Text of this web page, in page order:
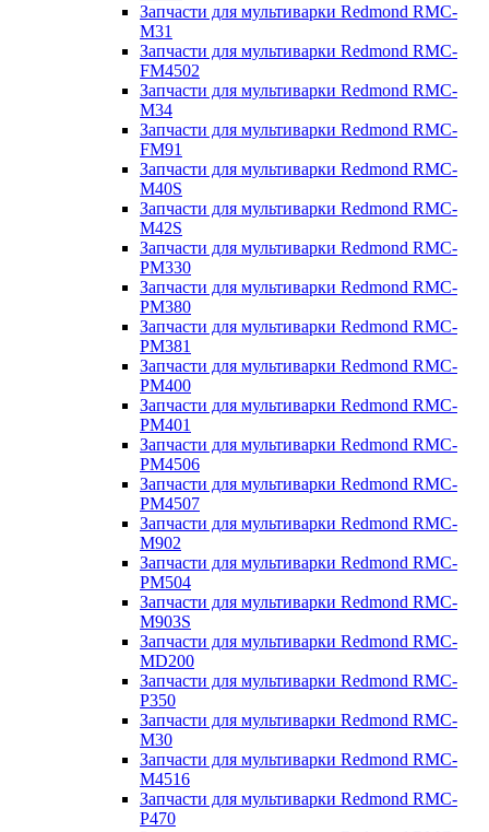
Запчасти для мультиварки Redmond RMC-
M31
Запчасти для мультиварки Redmond RMC-
FM4502
Запчасти для мультиварки Redmond RMC-
M34
Запчасти для мультиварки Redmond RMC-
FM91
Запчасти для мультиварки Redmond RMC-
M40S
Запчасти для мультиварки Redmond RMC-
M42S
Запчасти для мультиварки Redmond RMC-
PM330
Запчасти для мультиварки Redmond RMC-
PM380
Запчасти для мультиварки Redmond RMC-
PM381
Запчасти для мультиварки Redmond RMC-
PM400
Запчасти для мультиварки Redmond RMC-
PM401
Запчасти для мультиварки Redmond RMC-
PM4506
Запчасти для мультиварки Redmond RMC-
PM4507
Запчасти для мультиварки Redmond RMC-
M902
Запчасти для мультиварки Redmond RMC-
PM504
Запчасти для мультиварки Redmond RMC-
M903S
Запчасти для мультиварки Redmond RMC-
MD200
Запчасти для мультиварки Redmond RMC-
P350
Запчасти для мультиварки Redmond RMC-
M30
Запчасти для мультиварки Redmond RMC-
M4516
Запчасти для мультиварки Redmond RMC-
P470